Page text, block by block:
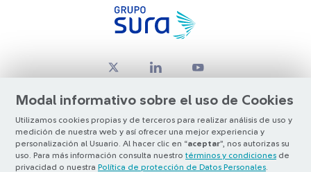
Modal informativo sobre el uso de Cookies
Utilizamos cookies propias y de terceros para realizar análisis de uso y
medición de nuestra web y así ofrecer una mejor experiencia y
personalización al Usuario. Al hacer clic en “aceptar”, nos autorizas su
uso. Para más información consulta nuestro términos y condiciones de
privacidad o nuestra Política de protección de Datos Personales
© Copyright Grupo SURA 2026